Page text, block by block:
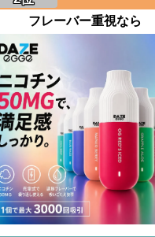
フレーバー重視なら